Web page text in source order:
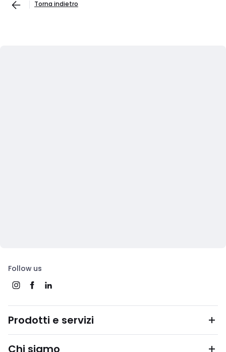
Torna indietro
Follow us
Prodotti e servizi
Chi siamo